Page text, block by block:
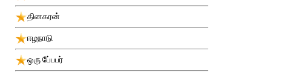
தினகரன்
ஈழநாடு
ஒரு பே்பபர்